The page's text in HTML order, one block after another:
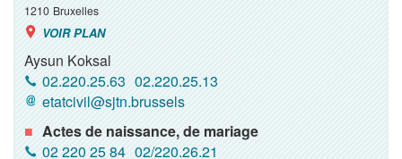
1210 Bruxelles
VOIR PLAN
Aysun Koksal
02.220.25.63 02.220.25.13
etatcivil@sjtn.brussels
Actes de naissance, de mariage
02 220 25 84 02/220.26.21